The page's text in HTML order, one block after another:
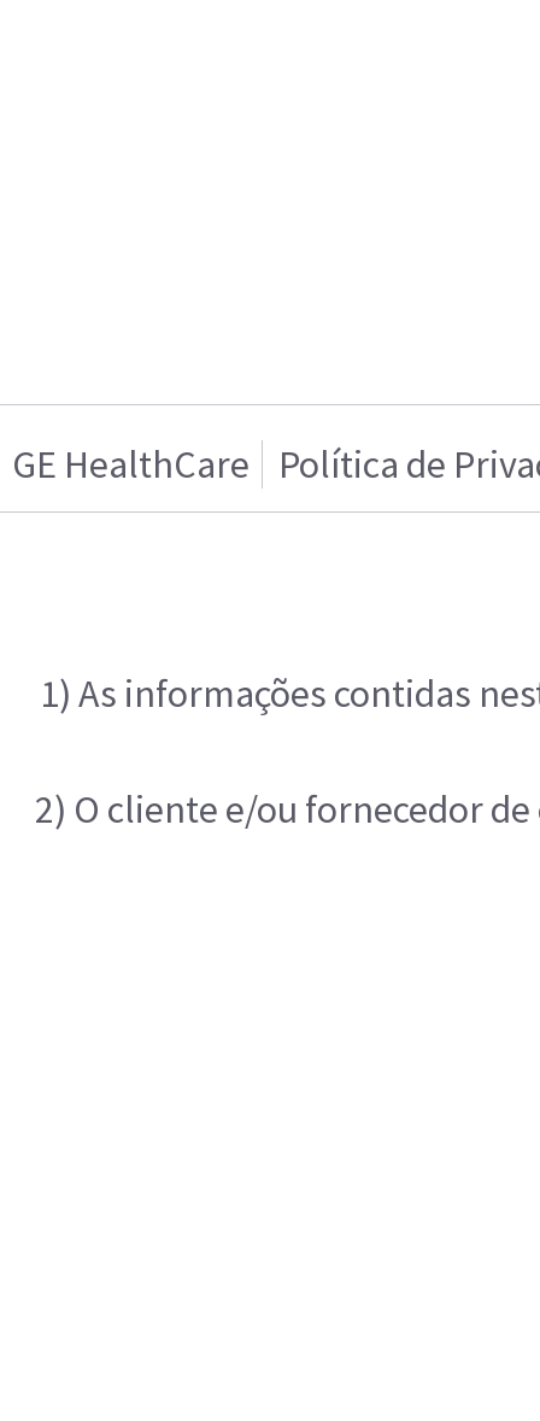
GE HealthCare Política de
1) As informações contidas
2) O cliente e/ou fornecedor